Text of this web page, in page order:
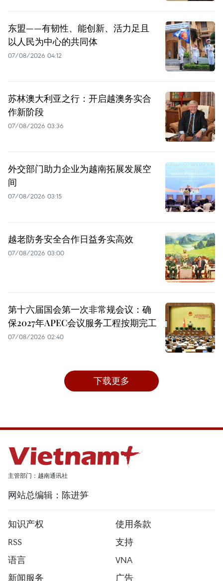
东盟——有韧性、能创新、活力足且
以人民为中心的共同体
07/08/2026 04:12
苏林澳大利亚之行：开启越澳务实合
作新阶段
07/08/2026 03:36
外交部门助力企业为越南拓展发展空
间
07/08/2026 03:15
越老防务安全合作日益务实高效
07/08/2026 03:00
第十六届国会第一次非常规会议：确
保2027年APEC会议服务工程按期完工
07/08/2026 02:40
下载更多
主管部门：越南通讯社
网站总编辑：陈进笋
知识产权
使用条款
RSS
支持
语言
VNA
新闻服务
广告